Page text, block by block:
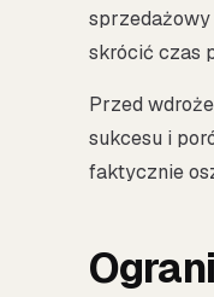
sprzedażowy
skrócić czas
Przed
sukcesu i
faktycznie